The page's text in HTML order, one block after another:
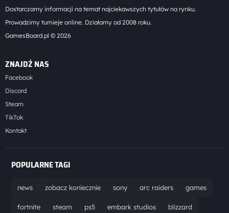
Dostarczamy informacji na temat najciekawszych tytułów na rynku.
Prowadzimy turnieje online. Działamy od 2008 roku.
GamesBoard.pl © 2026
ZNAJDŹ NAS
Facebook
Discord
Steam
TikTok
Kontakt
POPULARNE TAGI
news zobacz koniecznie sony arc raiders games
fortnite steam ps5 embark studios blizzard